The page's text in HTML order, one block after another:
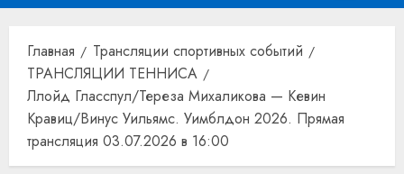
Главная
Трансляции спортивных событий
ТРАНСЛЯЦИИ ТЕННИСА
Ллойд Гласспул/Тереза Михаликова — Кевин
Кравиц/Винус Уильямс. Уимблдон 2026. Прямая
трансляция 03.07.2026 в 16:00